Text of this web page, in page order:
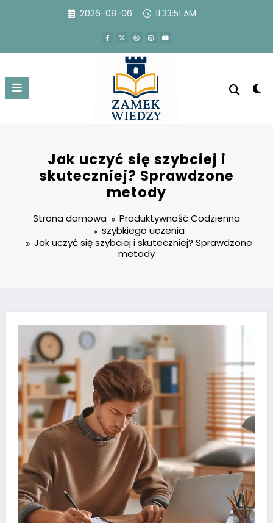
2026-08-06 11:33:52 AM
Jak uczyć się szybciej i
skuteczniej? Sprawdzone
metody
Strona domowa
Produktywność Codzienna
szybkiego uczenia
Jak uczyć się szybciej i skuteczniej? Sprawdzone
metody